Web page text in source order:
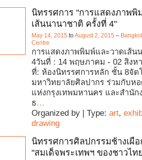
นิทรรศการ "การแสดงภาพพิ
เส้นนานาชาติ ครั้งที่ 4"
May 14, 2015 toAugust 2, 2015 –
Centre
การแสดงภาพพิมพ์และวาดเส้น
4วันที่ : 14 พฤษภาคม - 02 สิงห
ที่: ห้องนิทรรศการหลัก ชั้น 8จัด
มหาวิทยาลัยศิลปากร ร่วมกับห
แห่งกรุงเทพมหานคร และสำนั
ธ…
Organized by | Type: art,
drawing
นิทรรศการศิลปกรรมช้างเผื
"สมเด็จพระเทพฯ ของชาวไท